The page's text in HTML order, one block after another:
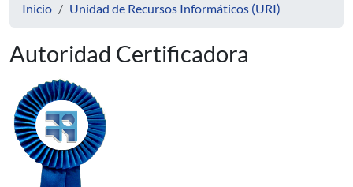
Inicio Unidad de Recursos Informáticos (URI)
Autoridad Certificadora